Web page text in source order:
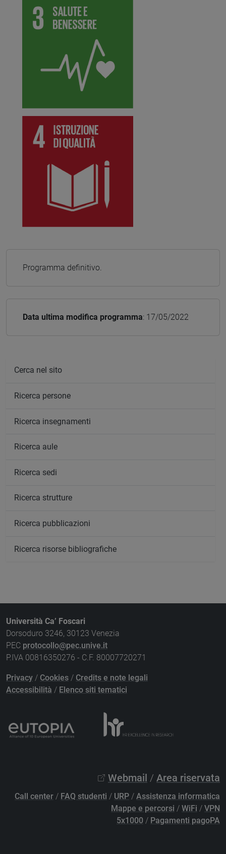
Programma definitivo.
Data ultima modifica programma: 17/05/2022
Cerca nel sito
Ricerca persone
Ricerca insegnamenti
Ricerca aule
Ricerca sedi
Ricerca strutture
Ricerca pubblicazioni
Ricerca risorse bibliografiche
Università Ca’ Foscari
Dorsoduro 3246, 30123 Venezia
PEC protocollo@pec.unive.it
P.IVA 00816350276 - C.F. 80007720271
Privacy / Cookies / Credits e note legali
Accessibilità / Elenco siti tematici
Webmail / Area riservata
Call center / FAQ studenti / URP / Assistenza informatica
Mappe e percorsi / WiFi / VPN
5x1000 / Pagamenti pagoPA